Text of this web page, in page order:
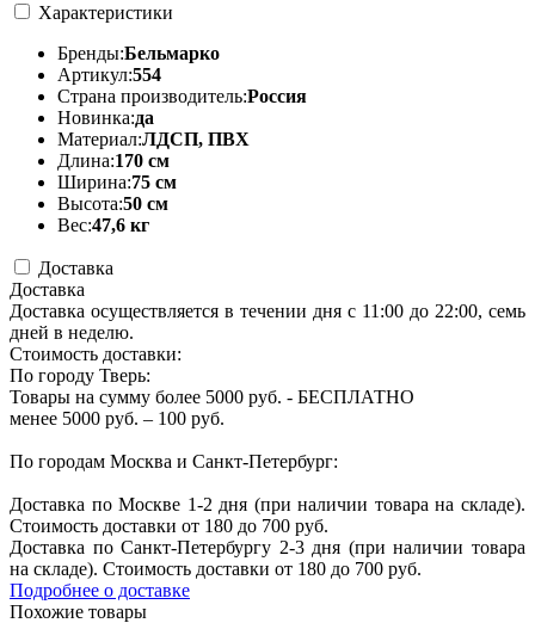
Характеристики
Бренды:Бельмарко
Артикул:554
Страна производитель:Россия
Новинка:да
Материал:ЛДСП, ПВХ
Длина:170 см
Ширина:75 см
Высота:50 см
Вес:47,6 кг
Доставка
Доставка
Доставка осуществляется в течении дня с 11:00 до 22:00, семь
дней в неделю.
Стоимость доставки:
По городу Тверь:
Товары на сумму более 5000 руб. - БЕСПЛАТНО
менее 5000 руб. – 100 руб.
По городам Москва и Санкт-Петербург:
Доставка по Москве 1-2 дня (при наличии товара на складе).
Стоимость доставки от 180 до 700 руб.
Доставка по Санкт-Петербургу 2-3 дня (при наличии товара
на складе). Стоимость доставки от 180 до 700 руб.
Подробнее о доставке
Похожие товары